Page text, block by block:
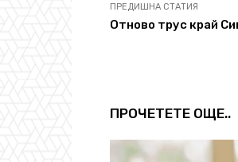
ПРЕДИШНА СТАТИЯ
Отново трус край
ПРОЧЕТЕТЕ ОЩЕ..